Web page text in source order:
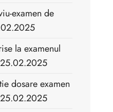
examen de
la examenul
dosare examen